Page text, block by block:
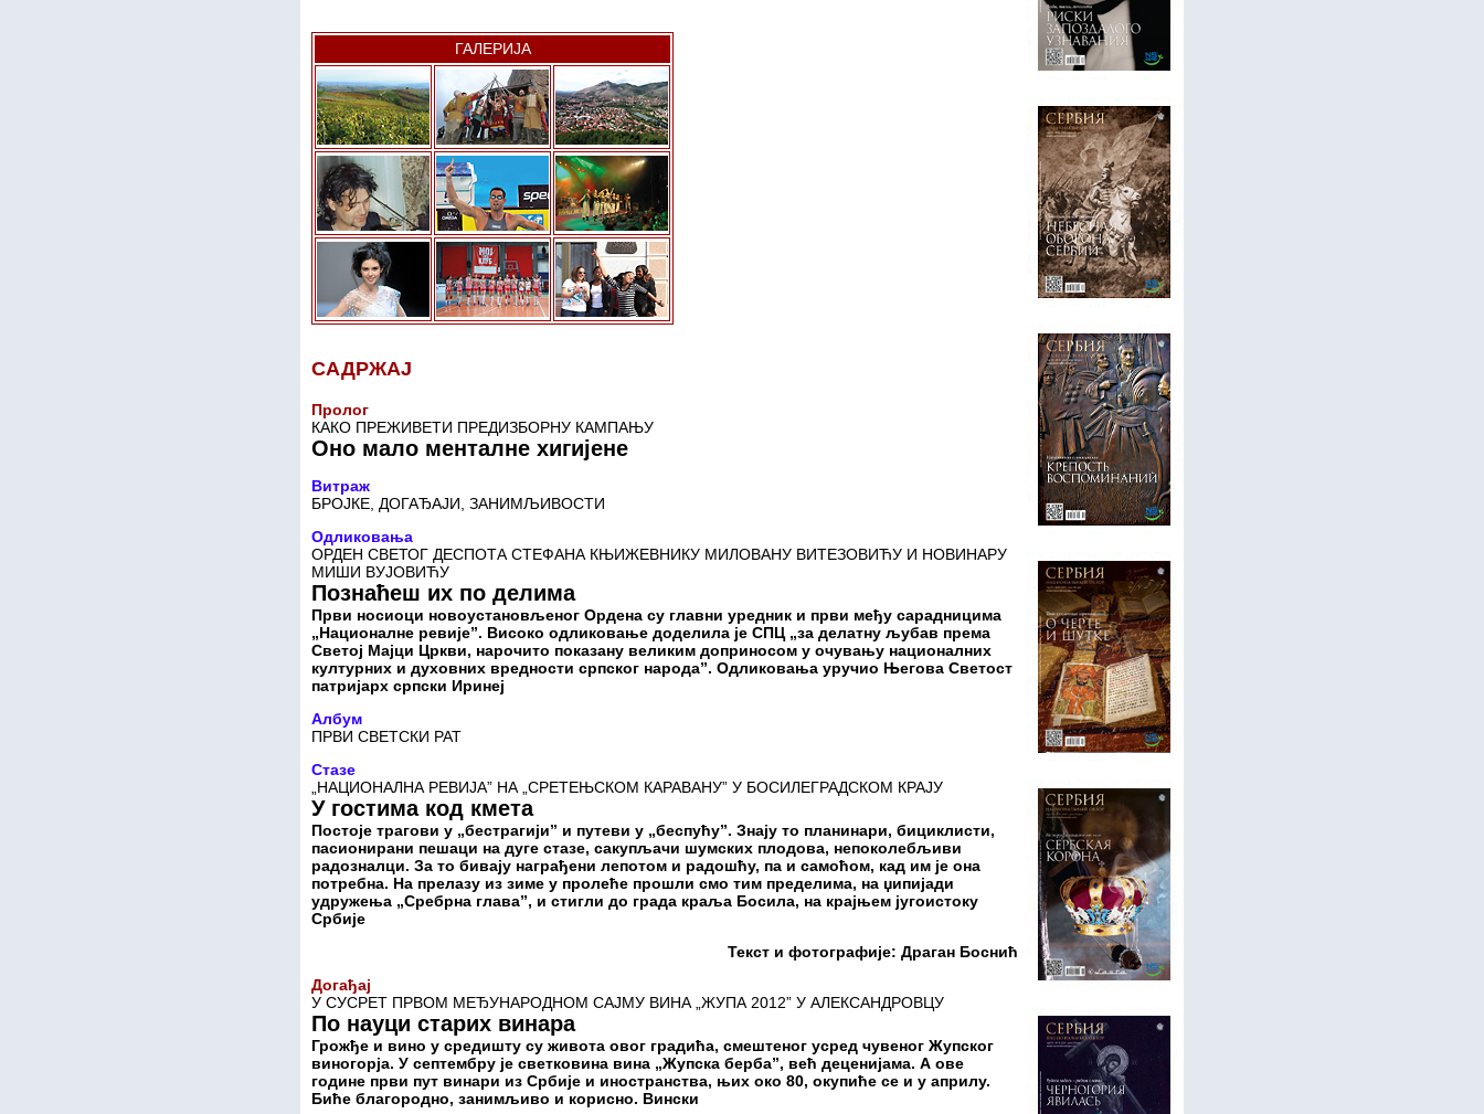
ГАЛЕРИЈА
САДРЖАЈ
Пролог
КАКО ПРЕЖИВЕТИ ПРЕДИЗБОРНУ КАМПАЊУ
Оно мало менталне хигијене
Витраж
БРОЈКЕ, ДОГАЂАЈИ, ЗАНИМЉИВОСТИ
Одликовања
ОРДЕН СВЕТОГ ДЕСПОТА СТЕФАНА КЊИЖЕВНИКУ МИЛОВАНУ ВИТЕЗОВИЋУ И НОВИНАРУ
МИШИ ВУЈОВИЋУ
Познаћеш их по делима
Први носиоци новоустановљеног Ордена су главни уредник и први међу сарадницима
„Националне ревије”. Високо одликовање доделила је СПЦ „за делатну љубав према
Светој Мајци Цркви, нарочито показану великим доприносом у очувању националних
културних и духовних вредности српског народа”. Одликовања уручио Његова Светост
патријарх српски Иринеј
Албум
ПРВИ СВЕТСКИ РАТ
Стазе
„НАЦИОНАЛНА РЕВИЈА” НА „СРЕТЕЊСКОМ КАРАВАНУ” У БОСИЛЕГРАДСКОМ КРАЈУ
У гостима код кмета
Постоје трагови у „бестрагији” и путеви у „беспућу”. Знају то планинари, бициклисти,
пасионирани пешаци на дуге стазе, сакупљачи шумских плодова, непоколебљиви
радозналци. За то бивају награђени лепотом и радошћу, па и самоћом, кад им је она
потребна. На прелазу из зиме у пролеће прошли смо тим пределима, на џипијади
удружења „Сребрна глава”, и стигли до града краља Босила, на крајњем југоистоку
Србије
Текст и фотографије: Драган Боснић
Догађај
У СУСРЕТ ПРВОМ МЕЂУНАРОДНОМ САЈМУ ВИНА „ЖУПА 2012” У АЛЕКСАНДРОВЦУ
По науци старих винара
Грожђе и вино у средишту су живота овог градића, смештеног усред чувеног Жупског
виногорја. У септембру је светковина вина „Жупска берба”, већ деценијама. А ове
године први пут винари из Србије и иностранства, њих око 80, окупиће се и у априлу.
Биће благородно, занимљиво и корисно. Вински